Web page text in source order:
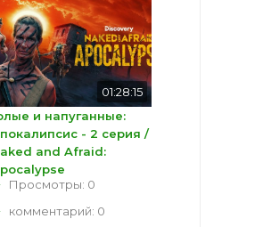
01:28:15
и напуганные:
- 2 серия /
and Afraid:
Просмотры: 0
комментарий: 0